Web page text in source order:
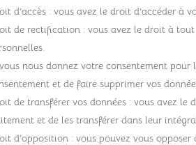
d’accès : vous avez le droit d’accéder à
de rectification : vous avez le droit à
nous donnez votre consentement
et de faire supprimer vos
de transférer vos données : vous avez le
et de les transférer dans leur
d’opposition : vous pouvez vous